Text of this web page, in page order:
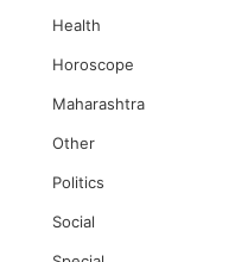
Health
Horoscope
Maharashtra
Other
Politics
Social